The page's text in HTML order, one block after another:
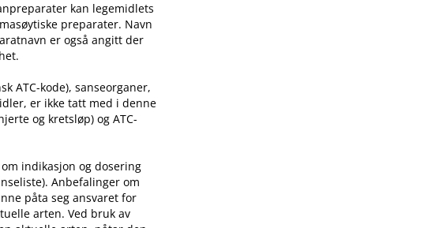
kan legemidlets
preparater. Navn
er også angitt der
ATC-kode), sanseorganer,
er ikke tatt med i denne
og kretsløp) og ATC-
indikasjon og dosering
Anbefalinger om
påta seg ansvaret for
arten. Ved bruk av